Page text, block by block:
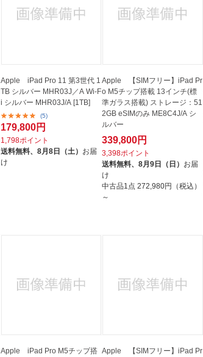
Apple iPad Pro 11 第3世代 1
TB シルバー MHR03J／A Wi-F
i シルバー MHR03J/A [1TB]
(5)
179,800円
1,798ポイント
送料無料、 8月8日（土） お届
け
Apple 【SIMフリー】iPad Pr
o M5チップ搭載 13インチ(標
準ガラス搭載) ストレージ：51
2GB eSIMのみ ME8C4J/A シ
ルバー
339,800円
3,398ポイント
送料無料、8月9日（日） お届
け
中古品1点272,980円（税込）
～
Apple iPad Pro M5チップ搭 Apple 【SIMフリー】iPad Pr